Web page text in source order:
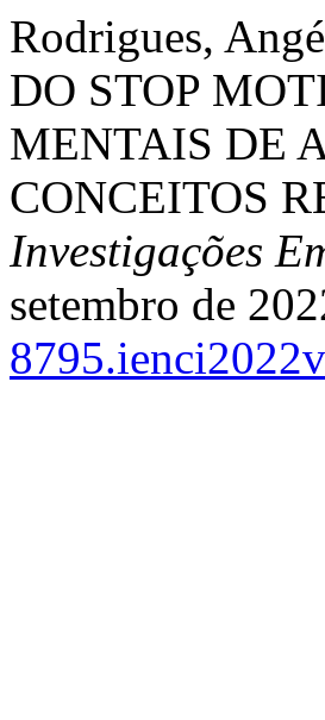
Rodrigues,
DO STOP
MENTAIS DE
CONCEITOS
Investigações
setembro de